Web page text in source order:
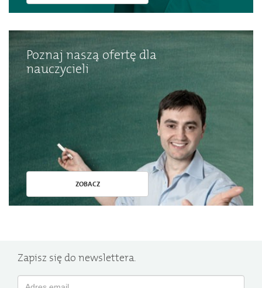
Poznaj naszą ofertę dla
nauczycieli
ZOBACZ
Zapisz się do newslettera.